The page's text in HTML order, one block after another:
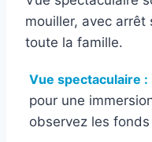
mouiller, avec arrêt
toute la famille.
Vue spectaculaire :
pour une
observez les